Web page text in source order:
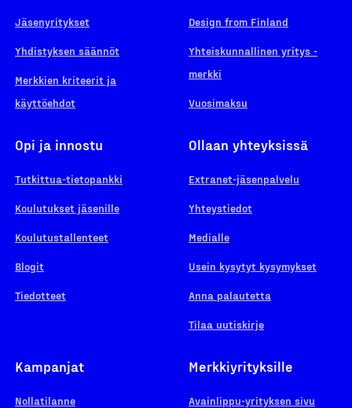
Jäsenyritykset
Yhdistyksen säännöt
Merkkien kriteerit ja
käyttöehdot
Design from Finland
Yhteiskunnallinen yritys -
merkki
Vuosimaksu
Opi ja innostu
Tutkittua-tietopankki
Koulutukset jäsenille
Koulutustallenteet
Blogit
Tiedotteet
Ollaan yhteyksissä
Extranet-jäsenpalvelu
Yhteystiedot
Medialle
Usein kysytyt kysymykset
Anna palautetta
Tilaa uutiskirje
Kampanjat
Nollatilanne
Merkkiyrityksille
Avainlippu-yrityksen sivu